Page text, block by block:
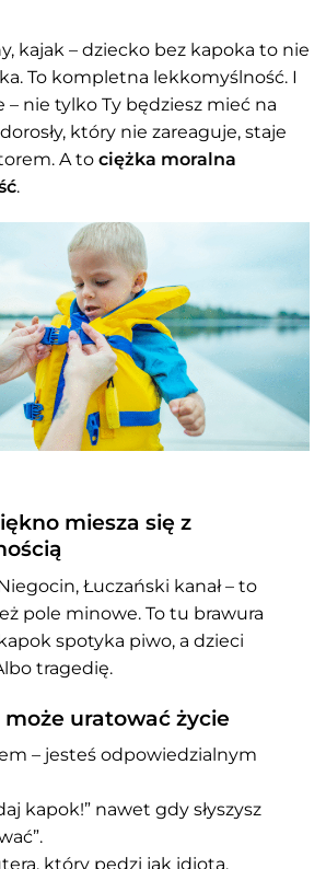
kajak – dziecko bez kapoka to nie
To kompletna lekkomyślność. I
– nie tylko Ty będziesz mieć na
który nie zareaguje, staje
A to ciężka moralna
.
miesza się z
Łuczański kanał – to
pole minowe. To tu brawura
spotyka piwo, a dzieci
tragedię.
uratować życie
– jesteś odpowiedzialnym
kapok!” nawet gdy słyszysz
który pędzi jak idiota.